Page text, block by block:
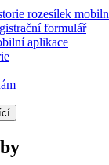
rozesílek
formulář
aplikace